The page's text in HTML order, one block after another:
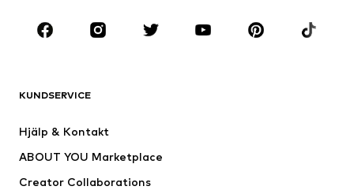
Premium
Nytt
KUNDSERVICE
Hjälp & Kontakt
ABOUT YOU Marketplace
Creator Collaborations